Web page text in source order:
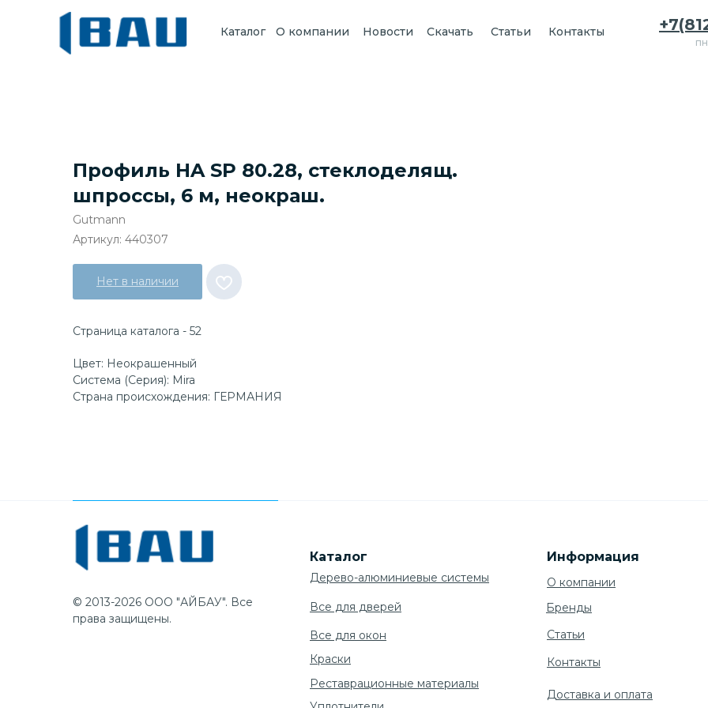
Каталог О компании Новости Статьи Контакты
Скачать
Профиль HA SP 80.28, стеклоделящ.
шпроссы, 6 м, неокраш.
Gutmann
Артикул: 440307
Нет в наличии
Страница каталога - 52
Цвет: Неокрашенный
Система (Серия): Mira
Страна происхождения: ГЕРМАНИЯ
Каталог Информация
Дерево-алюминиевые системы
Все для дверей
Все для окон
Реставрационные материалы
© 2013-2026 ООО "АЙБАУ". Все
права защищены.
О компании
Cтатьи
Контакты
Доставка и оплата
Краски
Бренды